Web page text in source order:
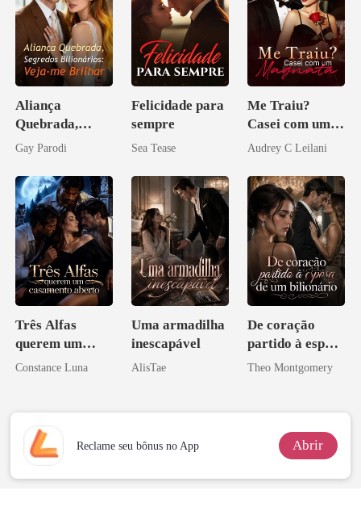
Aliança
Quebrada,
Segredos
Veja-me Brilhar
Gay Parodi
Felicidade para
sempre
Sea Tease
Me Traiu?
Casei com um
Magnata
Audrey C Leilani
Três Alfas
querem um
casamento
Constance Luna
Uma armadilha
inescapável
AlisTae
De coração
partido à esposa
de um bilionário
Theo Montgomery
Reclame seu bônus no App Abrir